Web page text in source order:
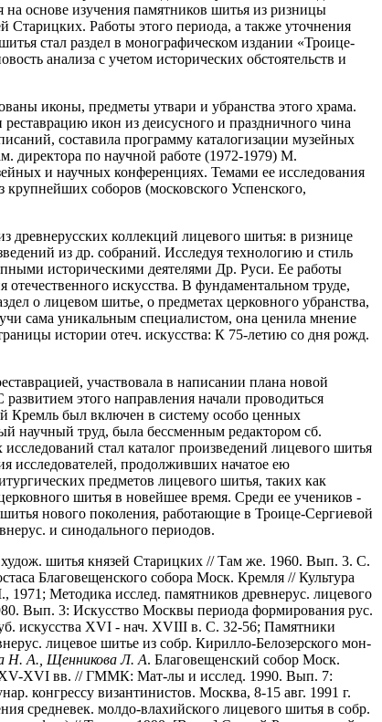
основе изучения памятников шитья из ризницы
Старицких. Работы этого периода, а также уточнения
стал раздел в монографическом издании «Троице-
анализа с учетом исторических обстоятельств и
иконы, предметы утвари и убранства этого храма.
икон из деисусного и праздничного чина
составила программу каталогизации музейных
директора по научной работе (1972-1979) М.
и научных конференциях. Темами ее исследования
соборов (московского Успенского,
древнерусских коллекций лицевого шитья: в ризнице
из др. собраний. Исследуя технологию и стиль
историческими деятелями Др. Руси. Ее работы
искусства. В фундаментальном труде,
о лицевом шитье, о предметах церковного убранства,
сама уникальным специалистом, она ценила мнение
истории отеч. искусства: К 75-летию со дня рожд.
участвовала в написании плана новой
этого направления начали проводиться
Кремль был включен в систему особо ценных
научный труд, была бессменным редактором сб.
стал каталог произведений лицевого шитья
исследователей, продолживших начатое ею
предметов лицевого шитья, таких как
шитья в новейшее время. Среди ее учеников -
нового поколения, работающие в Троице-Сергиевой
и синодального периодов.
шитья князей Старицких // Там же. 1960. Вып. 3. С.
Благовещенского собора Моск. Кремля // Культура
Методика исслед. памятников древнерус. лицевого
Вып. 3: Искусство Москвы периода формирования рус.
искусства XVI - нач. XVIII в. С. 32-56; Памятники
лицевое шитье из собр. Кирилло-Белозерского мон-
Н. А., Щенникова Л. А. Благовещенский собор Моск.
XV-XVI вв. // ГММК: Мат-лы и исслед. 1990. Вып. 7:
конгрессу византинистов. Москва, 8-15 авг. 1991 г.
молдо-влахийского лицевого шитья в собр.